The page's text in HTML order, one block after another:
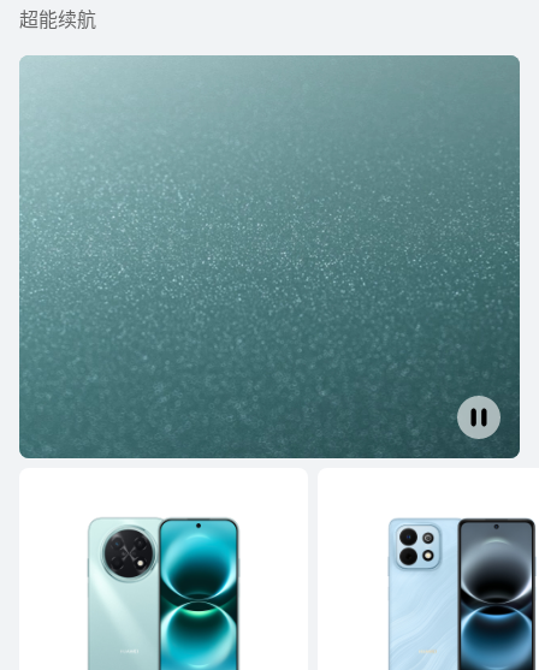
超能续航
HUAWEI Mate 70 Pro 优享版
HUAWEI Mate 70
了解更多
HUAWEI Mate XT